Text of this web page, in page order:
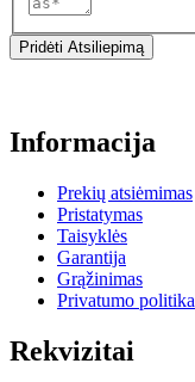
Pridėti Atsiliepimą
Informacija
Prekių atsiėmimas
Pristatymas
Taisyklės
Garantija
Grąžinimas
Privatumo politika
Rekvizitai